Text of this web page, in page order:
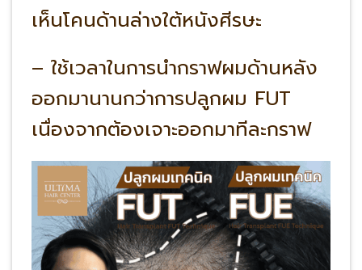
เห็นโคนด้านล่างใต้หนังศีรษะ
– ใช้เวลาในการนำกราฟผมด้านหลัง
ออกมานานกว่าการปลูกผม FUT
เนื่องจากต้องเจาะออกมาทีละกราฟ